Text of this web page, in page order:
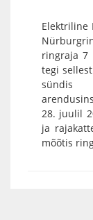
Elektriline
ringraja 7
tegi
sündis
28. juulil
ja
mõõtis